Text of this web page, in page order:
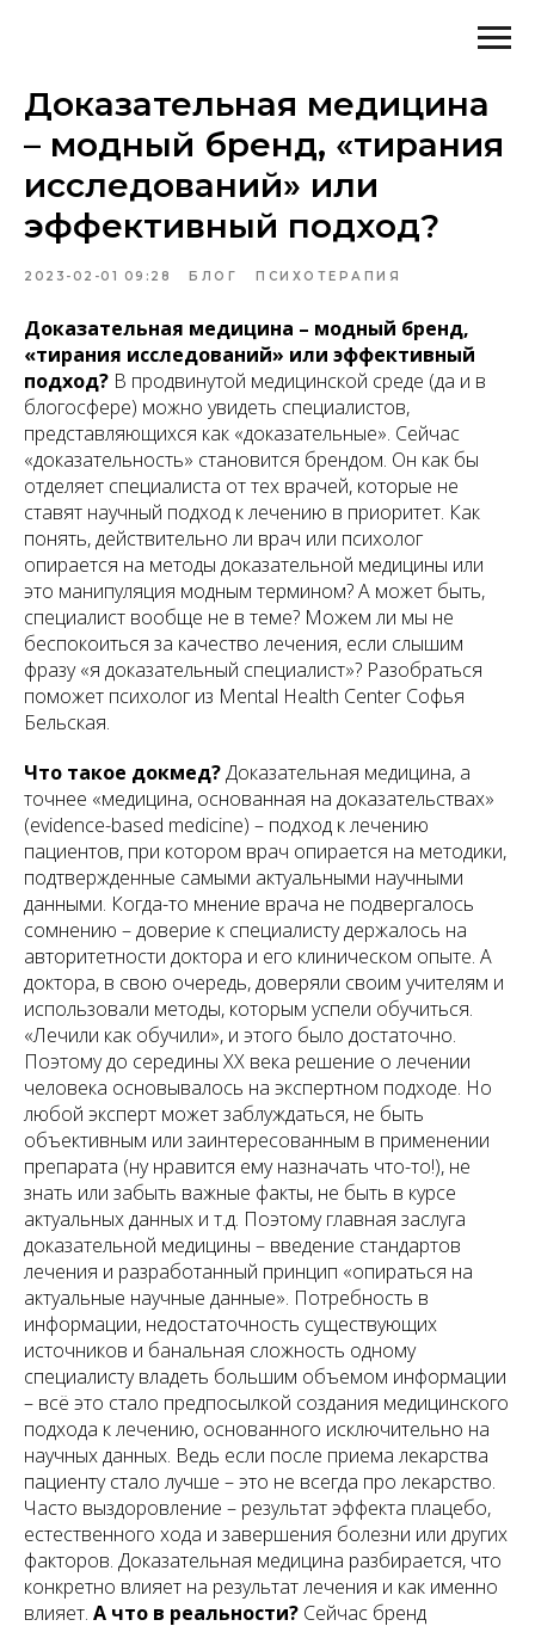
Доказательная медицина
– модный бренд, «тирания
исследований» или
эффективный подход?
2023-02-01 09:28 БЛОГ ПСИХОТЕРАПИЯ
Доказательная медицина – модный бренд,
«тирания исследований» или эффективный
подход? В продвинутой медицинской среде (да и в
блогосфере) можно увидеть специалистов,
представляющихся как «доказательные». Сейчас
«доказательность» становится брендом. Он как бы
отделяет специалиста от тех врачей, которые не
ставят научный подход к лечению в приоритет. Как
понять, действительно ли врач или психолог
опирается на методы доказательной медицины или
это манипуляция модным термином? А может быть,
специалист вообще не в теме? Можем ли мы не
беспокоиться за качество лечения, если слышим
фразу «я доказательный специалист»? Разобраться
поможет психолог из Mental Health Center Софья
Бельская.
Что такое докмед?Доказательная медицина, а
точнее «медицина, основанная на доказательствах»
(evidence-based medicine) – подход к лечению
пациентов, при котором врач опирается на методики,
подтвержденные самыми актуальными научными
данными. Когда-то мнение врача не подвергалось
сомнению – доверие к специалисту держалось на
авторитетности доктора и его клиническом опыте. А
доктора, в свою очередь, доверяли своим учителям и
использовали методы, которым успели обучиться.
«Лечили как обучили», и этого было достаточно.
Поэтому до середины ХХ века решение о лечении
человека основывалось на экспертном подходе. Но
любой эксперт может заблуждаться, не быть
объективным или заинтересованным в применении
препарата (ну нравится ему назначать что-то!), не
знать или забыть важные факты, не быть в курсе
актуальных данных и т.д. Поэтому главная заслуга
доказательной медицины – введение стандартов
лечения и разработанный принцип «опираться на
актуальные научные данные». Потребность в
информации, недостаточность существующих
источников и банальная сложность одному
специалисту владеть большим объемом информации
– всё это стало предпосылкой создания медицинского
подхода к лечению, основанного исключительно на
научных данных. Ведь если после приема лекарства
пациенту стало лучше – это не всегда про лекарство.
Часто выздоровление – результат эффекта плацебо,
естественного хода и завершения болезни или других
факторов. Доказательная медицина разбирается, что
конкретно влияет на результат лечения и как именно
влияет. А что в реальности? Сейчас бренд